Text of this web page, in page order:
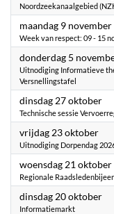
Noordzeekanaalgebied
maandag 9 november
Week van respect: 09 - 15
donderdag 5
Uitnodiging Informatieve
Versnellingstafel
dinsdag 27 oktober
Technische sessie
vrijdag 23 oktober2026
Uitnodiging Dorpendag
woensdag 21 oktober
Regionale
dinsdag 20 oktober
Informatiemarkt